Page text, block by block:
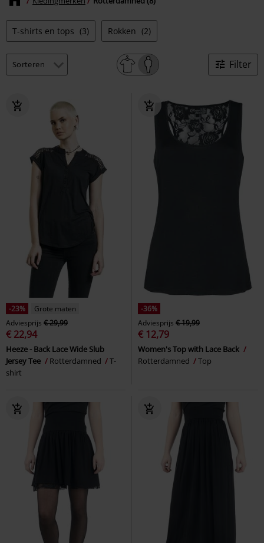
T-shirts en tops (3) Rokken (2)
Filter
-23%
Grote maten
Adviesprijs € 29,99
€ 22,94
Heeze - Back Lace Wide Slub
Jersey Tee
Rotterdamned
T-
shirt
-36%
Adviesprijs € 19,99
€ 12,79
Women's Top with Lace Back
Rotterdamned
Top